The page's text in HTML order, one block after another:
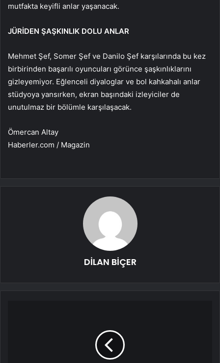
mutfakta keyifli anlar yaşanacak.
JÜRİDEN ŞAŞKINLIK DOLU ANLAR
Mehmet Şef, Somer Şef ve Danilo Şef karşılarında bu kez
birbirinden başarılı oyuncuları görünce şaşkınlıklarını
gizleyemiyor. Eğlenceli diyaloglar ve bol kahkahalı anlar
stüdyoya yansırken, ekran başındaki izleyiciler de
unutulmaz bir bölümle karşılaşacak.
Ömercan Altay
Haberler.com / Magazin
DİLAN BİÇER